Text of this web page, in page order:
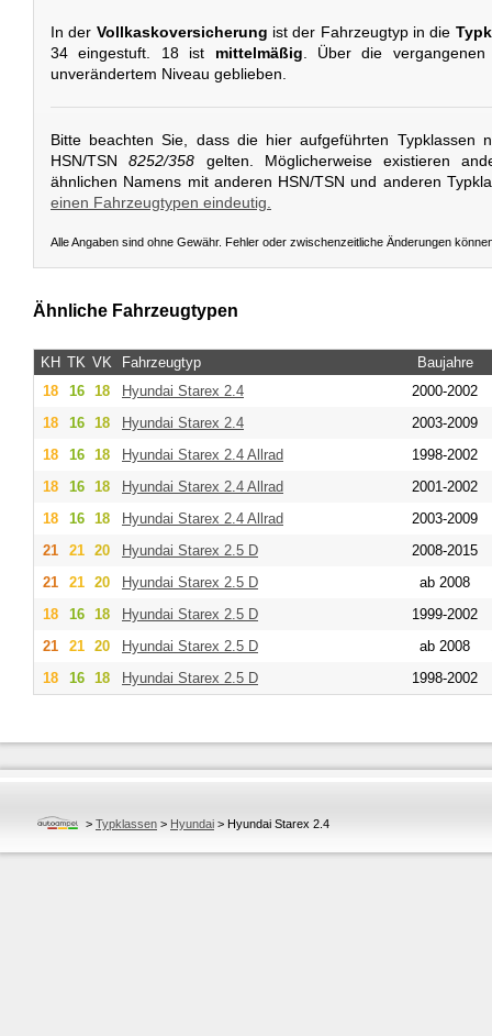
In der Vollkaskoversicherung ist der Fahrzeugtyp in die
34 eingestuft. 18 ist mittelmäßig. Über die
unverändertem Niveau geblieben.
Bitte beachten Sie, dass die hier aufgeführten Typklassen
HSN/TSN8252/358 gelten. Möglicherweise existieren
ähnlichen Namens mit anderen HSN/TSN und anderen
einen Fahrzeugtypen eindeutig.
Alle Angaben sind ohne Gewähr. Fehler oder zwischenzeitliche Änderungen
Ähnliche Fahrzeugtypen
KH TK VK Fahrzeugtyp
Baujahre
18
16 18 Hyundai Starex 2.4
2000-2002
18
16 18 Hyundai Starex 2.4
2003-2009
18
16 18 Hyundai Starex 2.4 Allrad
1998-2002
18
16 18 Hyundai Starex 2.4 Allrad
2001-2002
18
16 18 Hyundai Starex 2.4 Allrad
2003-2009
21
21 20 Hyundai Starex 2.5 D
2008-2015
21
21 20 Hyundai Starex 2.5 D
ab 2008
18
16 18 Hyundai Starex 2.5 D
1999-2002
21
21 20 Hyundai Starex 2.5 D ab 2008
18
16 18 Hyundai Starex 2.5 D 1998-2002
> Typklassen > Hyundai > Hyundai Starex 2.4